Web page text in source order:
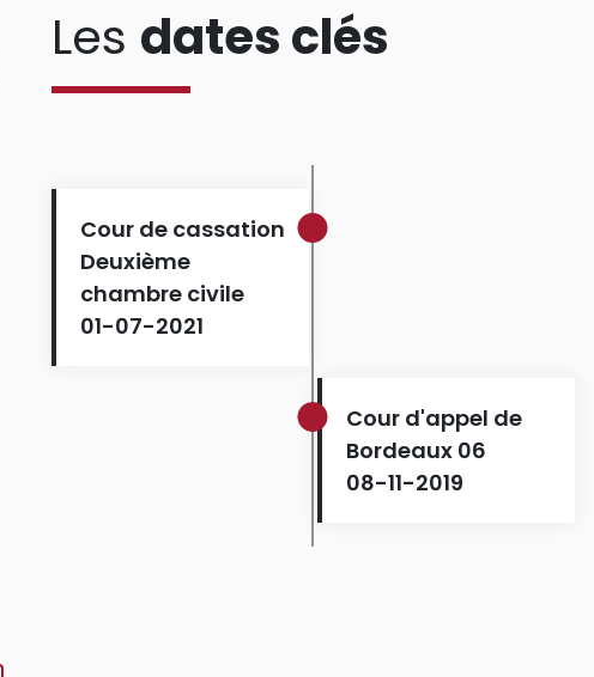
Les dates clés
Cour de cassation
Deuxième
chambre civile
01-07-2021
Cour d'appel de
Bordeaux 06
08-11-2019